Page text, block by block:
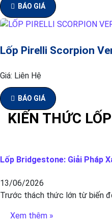
BÁO GIÁ
Lốp Pirelli Scorpion
Giá: Liên Hệ
BÁO GIÁ
KIẾN THỨC
Lốp Bridgestone: Giải Pháp
13/06/2026
Trước thách thức lớn từ biến
Xem thêm »